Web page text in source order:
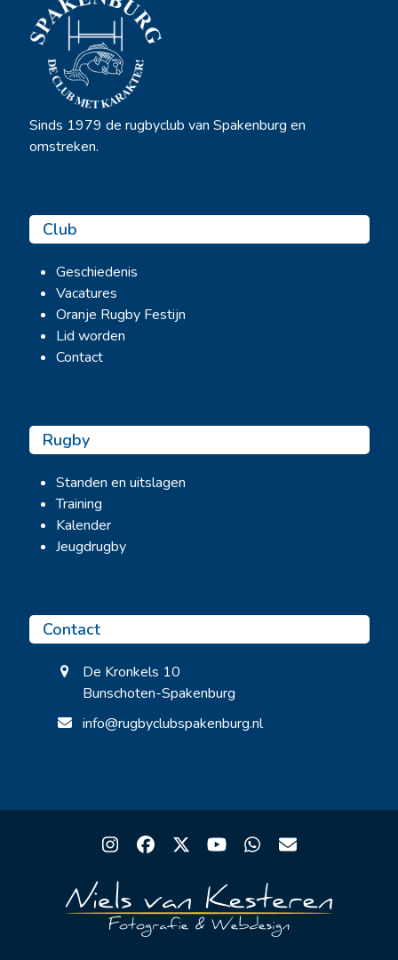
Sinds 1979 de rugbyclub van Spakenburg en
omstreken.
Club
Geschiedenis
Vacatures
Oranje Rugby Festijn
Lid worden
Contact
Rugby
Standen en uitslagen
Training
Kalender
Jeugdrugby
Contact
De Kronkels 10
Bunschoten-Spakenburg
info@rugbyclubspakenburg.nl
Instagram
Facebook
TwitterYouTubeWhatsapp
Email